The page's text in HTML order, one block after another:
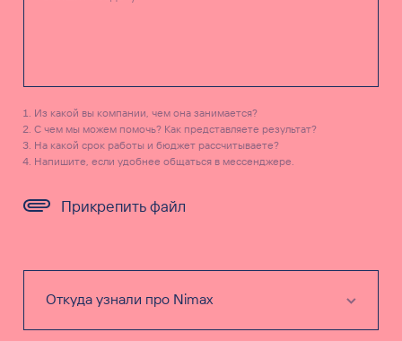
Прикрепить файл
Из какой вы компании, чем она занимается?
С чем мы можем помочь? Как представляете результат?
На какой срок работы и бюджет рассчитываете?
Напишите, если удобнее общаться в мессенджере.